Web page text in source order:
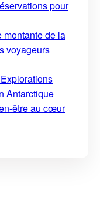
pour
de la
voyageurs
Antarctique
être au cœur